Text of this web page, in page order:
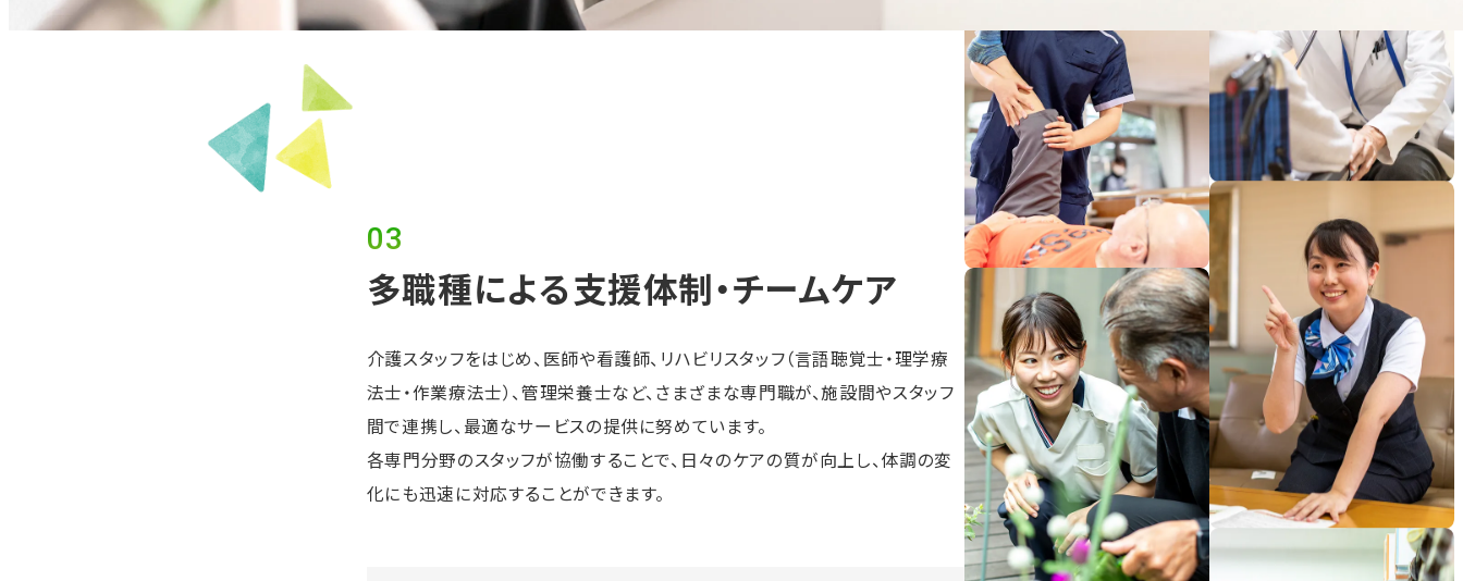
03
多職種による支援体制・チームケア
介護スタッフをはじめ、医師や看護師、リハビリスタッフ（言語聴覚士・理学療
法士・作業療法士）、管理栄養士など、さまざまな専門職が、施設間やスタッフ
間で連携し、最適なサービスの提供に努めています。
各専門分野のスタッフが協働することで、日々のケアの質が向上し、体調の変
化にも迅速に対応することができます。